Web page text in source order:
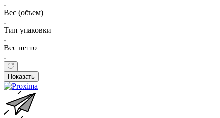
Вес (объем)
Тип упаковки
Вес нетто
Показать